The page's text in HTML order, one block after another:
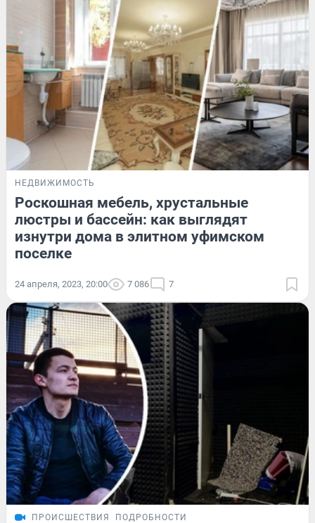
НЕДВИЖИМОСТЬ
Роскошная мебель, хрустальные
люстры и бассейн: как выглядят
изнутри дома в элитном уфимском
поселке
24 апреля, 2023, 20:00 7 086 7
ПРОИСШЕСТВИЯ ПОДРОБНОСТИ